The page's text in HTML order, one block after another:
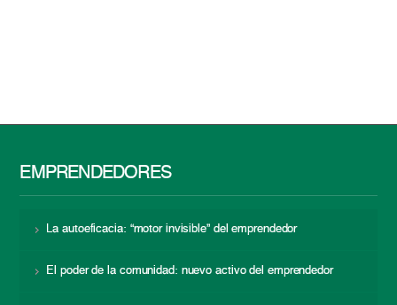
EMPRENDEDORES
La autoeficacia: “motor invisible” del emprendedor
El poder de la comunidad: nuevo activo del emprendedor